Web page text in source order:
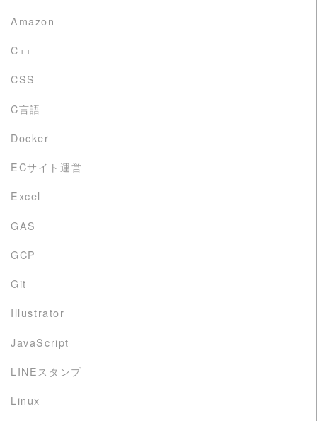
Amazon
C++
CSS
C言語
Docker
ECサイト運営
Excel
GAS
GCP
Git
Illustrator
JavaScript
LINEスタンプ
Linux